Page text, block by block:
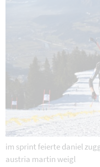
im sprint feierte daniel
austria martin weigl